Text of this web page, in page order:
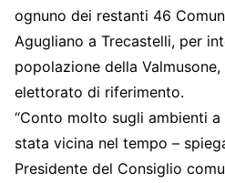
ognuno dei restanti 46
Agugliano a Trecastelli, per
popolazione della
elettorato di riferimento.
“Conto molto sugli ambienti
stata vicina nel tempo –
Presidente del Consiglio